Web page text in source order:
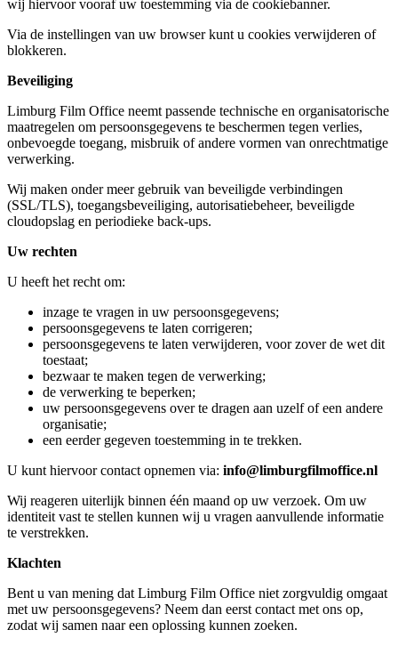
wij hiervoor vooraf uw toestemming via de cookiebanner.
Via de instellingen van uw browser kunt u cookies verwijderen of
blokkeren.
Beveiliging
Limburg Film Office neemt passende technische en organisatorische
maatregelen om persoonsgegevens te beschermen tegen verlies,
onbevoegde toegang, misbruik of andere vormen van onrechtmatige
verwerking.
Wij maken onder meer gebruik van beveiligde verbindingen
(SSL/TLS), toegangsbeveiliging, autorisatiebeheer, beveiligde
cloudopslag en periodieke back-ups.
Uw rechten
U heeft het recht om:
inzage te vragen in uw persoonsgegevens;
persoonsgegevens te laten corrigeren;
persoonsgegevens te laten verwijderen, voor zover de wet dit
toestaat;
bezwaar te maken tegen de verwerking;
de verwerking te beperken;
uw persoonsgegevens over te dragen aan uzelf of een andere
organisatie;
een eerder gegeven toestemming in te trekken.
U kunt hiervoor contact opnemen via: info@limburgfilmoffice.nl
Wij reageren uiterlijk binnen één maand op uw verzoek. Om uw
identiteit vast te stellen kunnen wij u vragen aanvullende informatie
te verstrekken.
Klachten
Bent u van mening dat Limburg Film Office niet zorgvuldig omgaat
met uw persoonsgegevens? Neem dan eerst contact met ons op,
zodat wij samen naar een oplossing kunnen zoeken.